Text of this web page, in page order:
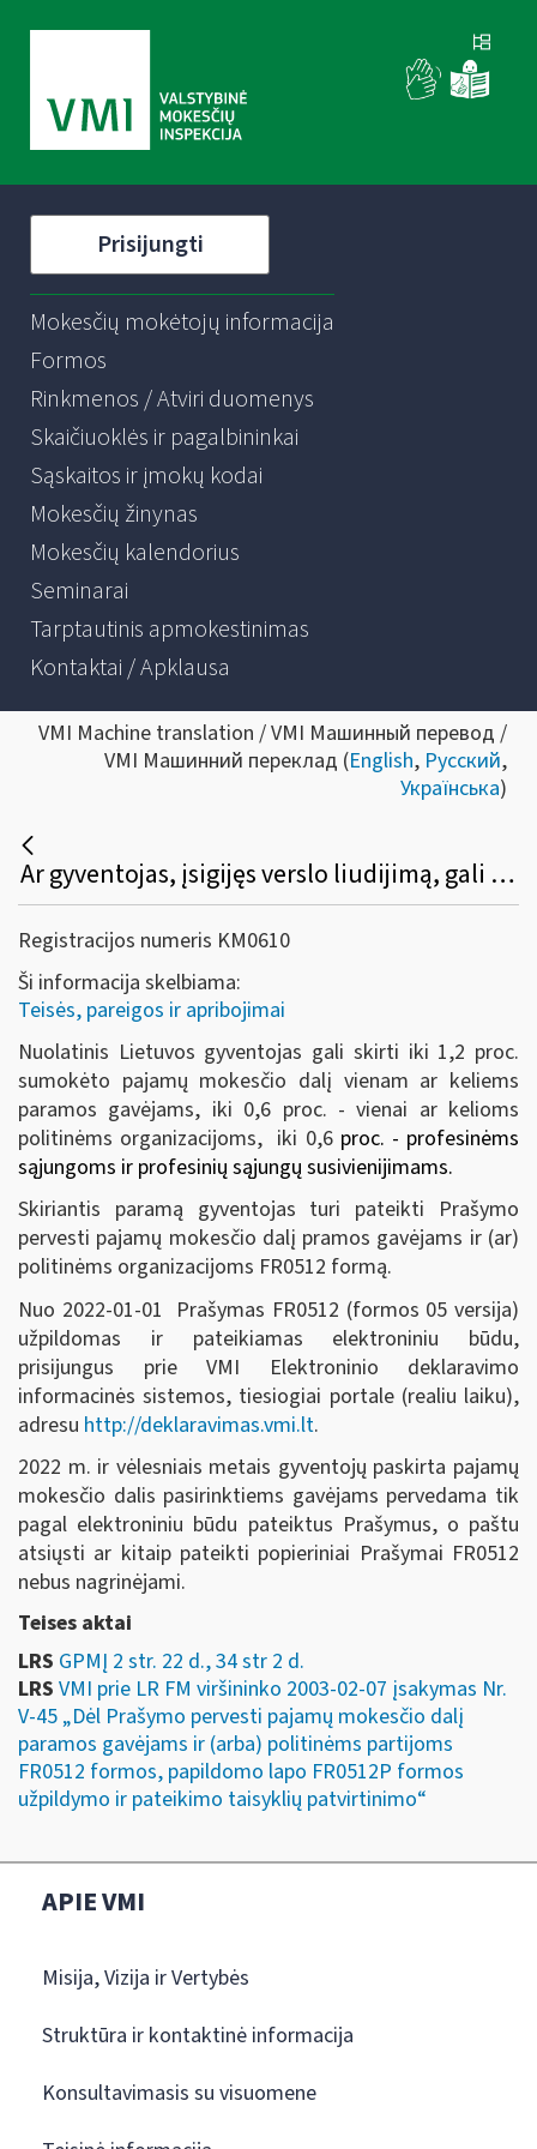
Prisijungti
Mokesčių mokėtojų informacija
Formos
Rinkmenos / Atviri duomenys
Skaičiuoklės ir pagalbininkai
Sąskaitos ir įmokų kodai
Mokesčių žinynas
Mokesčių kalendorius
Seminarai
Tarptautinis apmokestinimas
Kontaktai / Apklausa
VMI Machine translation / VMI Машинный перевод /
VMI Машинний переклад (English, Русский,
Українська)
Ar gyventojas, įsigijęs verslo liudijimą, gali dalį gyventojų pajamų mokesčio skirti paramai?
Registracijos numeris KM0610
Ši informacija skelbiama:
Teisės, pareigos ir apribojimai
Nuolatinis Lietuvos gyventojas gali skirti iki 1,2 proc.
sumokėto pajamų mokesčio dalį vienam ar keliems
paramos gavėjams, iki 0,6 proc. - vienai ar kelioms
politinėms organizacijoms, iki 0,6proc. - profesinėms
sąjungoms ir profesinių sąjungų susivienijimams.
Skiriantis paramą gyventojas turi pateikti Prašymo
pervesti pajamų mokesčio dalį pramos gavėjams ir (ar)
politinėms organizacijoms FR0512 formą.
Nuo 2022-01-01 Prašymas FR0512 (formos 05 versija)
užpildomas ir pateikiamas elektroniniu būdu,
prisijungus prie VMI Elektroninio deklaravimo
informacinės sistemos, tiesiogiai portale (realiu laiku),
adresu http://deklaravimas.vmi.lt.
2022 m. ir vėlesniais metais gyventojų paskirta pajamų
mokesčio dalis pasirinktiems gavėjams pervedama tik
pagal elektroniniu būdu pateiktus Prašymus, o paštu
atsiųsti ar kitaip pateikti popieriniai Prašymai FR0512
nebus nagrinėjami.
Teises aktai
LRS GPMĮ 2 str. 22 d., 34 str 2 d.
LRS VMI prie LR FM viršininko 2003-02-07 įsakymas Nr.
V-45 „Dėl Prašymo pervesti pajamų mokesčio dalį
paramos gavėjams ir (arba) politinėms partijoms
FR0512 formos, papildomo lapo FR0512P formos
užpildymo ir pateikimo taisyklių patvirtinimo“
APIE VMI
Misija, Vizija ir Vertybės
Struktūra ir kontaktinė informacija
Konsultavimasis su visuomene